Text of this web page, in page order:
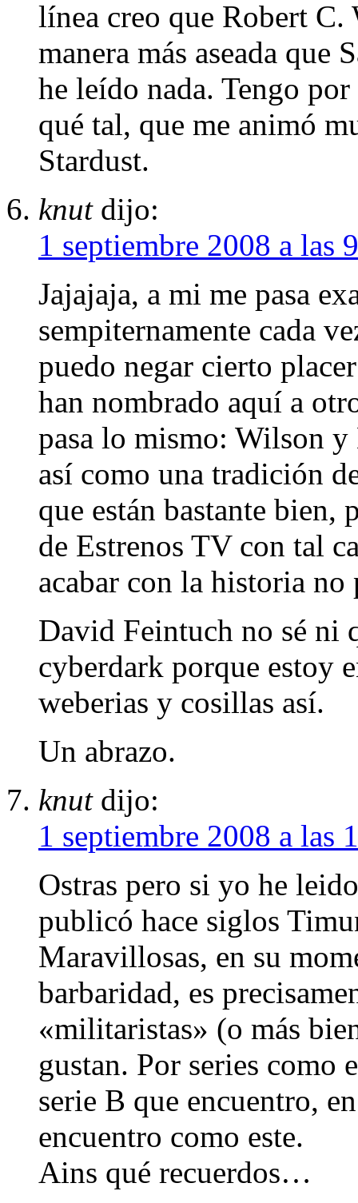
línea creo que Robert
manera más aseada que
he leído nada. Tengo
qué tal, que me animó
Stardust.
knut dijo:
1 septiembre 2008 a las
Jajajaja, a mi me pasa
sempiternamente cada
puedo negar cierto
han nombrado aquí a
pasa lo mismo: Wilson
así como una tradición
que están bastante bien,
de Estrenos TV con tal
acabar con la historia no
David Feintuch no sé ni
cyberdark porque estoy
weberias y cosillas así.
Un abrazo.
knut dijo:
1 septiembre 2008 a las
Ostras pero si yo he
publicó hace siglos
Maravillosas, en su
barbaridad, es
«militaristas» (o más
gustan. Por series como
serie B que encuentro,
encuentro como este.
Ains qué recuerdos…